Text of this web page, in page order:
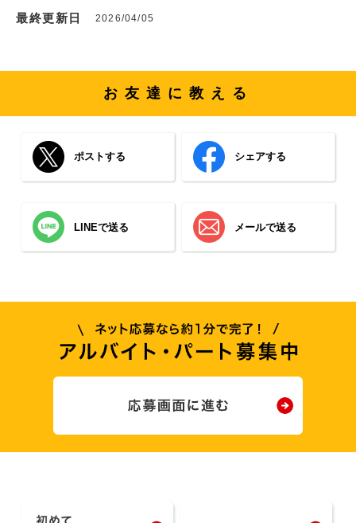
最終更新日 2026/04/05
お友達に教える
ポストする シェアする
LINEで送る メールで送る